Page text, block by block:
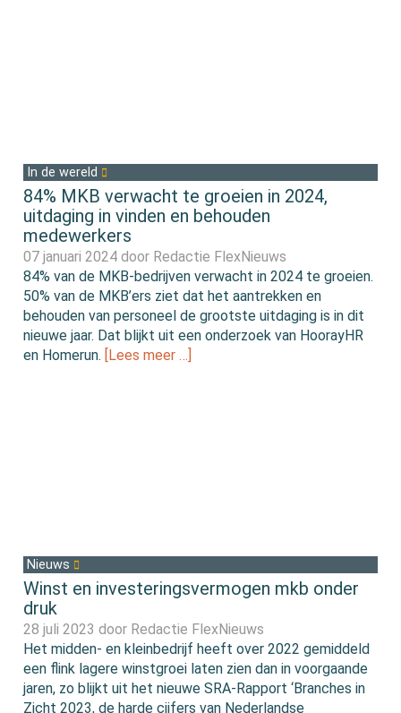
In de wereld
84% MKB verwacht te groeien in 2024,
uitdaging in vinden en behouden
medewerkers
07 januari 2024 door Redactie FlexNieuws
84% van de MKB-bedrijven verwacht in 2024 te groeien.
50% van de MKB’ers ziet dat het aantrekken en
behouden van personeel de grootste uitdaging is in dit
nieuwe jaar. Dat blijkt uit een onderzoek van HoorayHR
en Homerun.
[Lees meer …]
Nieuws
Winst en investeringsvermogen mkb onder
druk
28 juli 2023 door Redactie FlexNieuws
Het midden- en kleinbedrijf heeft over 2022 gemiddeld
een flink lagere winstgroei laten zien dan in voorgaande
jaren, zo blijkt uit het nieuwe SRA-Rapport ‘Branches in
Zicht 2023, de harde cijfers van Nederlandse